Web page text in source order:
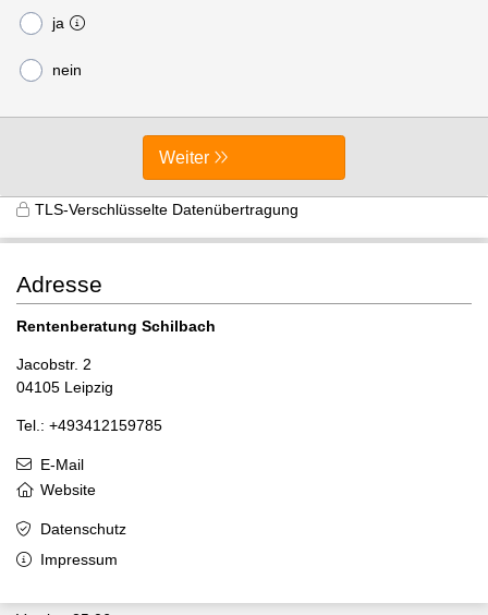
ja
nein
Weiter
TLS-Verschlüsselte Datenübertragung
Adresse
Rentenberatung Schilbach
Jacobstr. 2
04105 Leipzig
Tel.: +493412159785
E-Mail
Website
Datenschutz
Impressum